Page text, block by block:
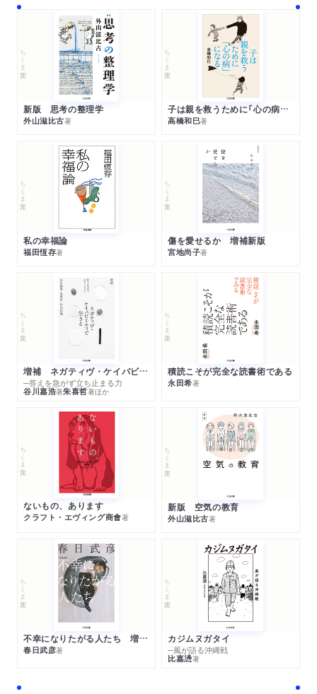
ちくま文庫
新版 思考の整理学
外山滋比古著
ちくま文庫
子は親を救うために「心の病」になる
高橋和巳著
ちくま文庫
私の幸福論
福田恆存著
ちくま文庫
傷を愛せるか 増補新版
宮地尚子著
ちくま文庫
増補 ネガティヴ・ケイパビリティで生きる
─答えを急がず立ち止まる力
谷川嘉浩著朱喜哲著ほか
ちくま文庫
積読こそが完全な読書術である
永田希著
ちくま文庫
ないもの、あります
クラフト・エヴィング商會著
ちくま文庫
新版 空気の教育
外山滋比古著
ちくま文庫
不幸になりたがる人たち 増補新版
春日武彦著
ちくま文庫
カジムヌガタイ
─風が語る沖縄戦
比嘉慂著